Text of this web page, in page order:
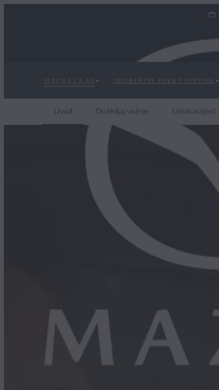
MAZDA CX‑60 ODABERITE PAKET OPREME
Uvod Doživljaj vožnje Unutrašnjost